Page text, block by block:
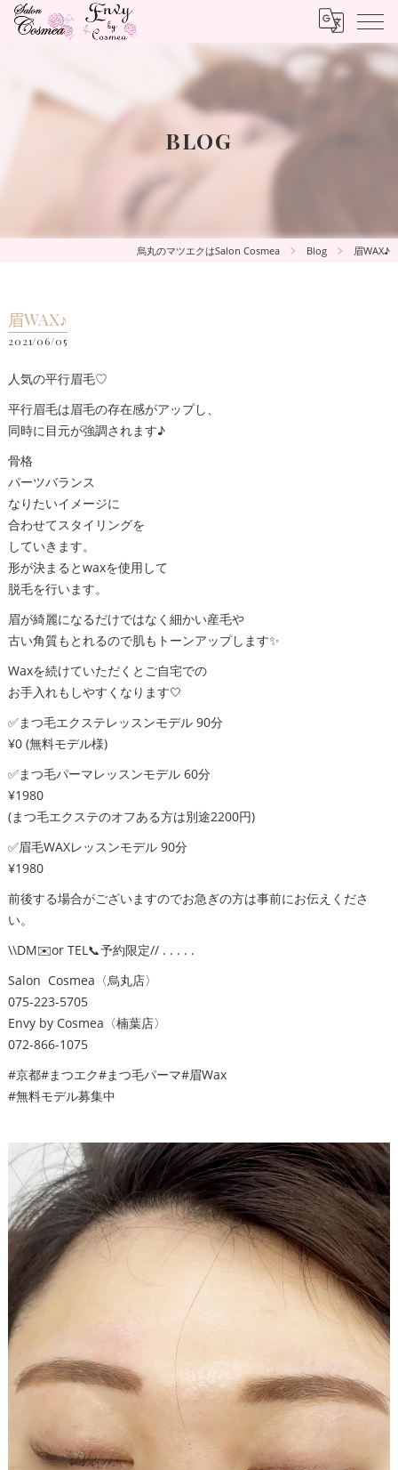
BLOG
烏丸のマツエクはSalon Cosmea Blog 眉WAX♪
眉WAX♪
2021/06/05
人気の平行眉毛♡
平行眉毛は眉毛の存在感がアップし、
同時に目元が強調されます♪
骨格
パーツバランス
なりたいイメージに
合わせてスタイリングを
していきます。
形が決まるとwaxを使用して
脱毛を行います。
眉が綺麗になるだけではなく細かい産毛や
古い角質もとれるので肌もトーンアップします✨
Waxを続けていただくとご自宅での
お手入れもしやすくなります🤍
✅まつ毛エクステレッスンモデル 90分
¥0 (無料モデル様)
✅まつ毛パーマレッスンモデル 60分
¥1980
(まつ毛エクステのオフある方は別途2200円)
✅眉毛WAXレッスンモデル 90分
¥1980
前後する場合がございますのでお急ぎの方は事前にお伝えくださ
い。
\\DM✉️or TEL📞予約限定// . . . . .
Salon Cosmea〈烏丸店〉
075-223-5705
Envy by Cosmea〈楠葉店〉
072-866-1075
#京都#まつエク#まつ毛パーマ#眉Wax
#無料モデル募集中